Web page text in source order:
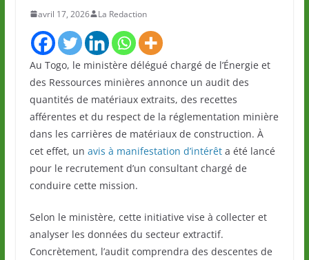
avril 17, 2026 La Redaction
Au Togo, le ministère délégué chargé de l’Énergie et
des Ressources minières annonce un audit des
quantités de matériaux extraits, des recettes
afférentes et du respect de la réglementation minière
dans les carrières de matériaux de construction. À
cet effet, un avis à manifestation d’intérêta été lancé
pour le recrutement d’un consultant chargé de
conduire cette mission.
Selon le ministère, cette initiative vise à collecter et
analyser les données du secteur extractif.
Concrètement, l’audit comprendra des descentes de